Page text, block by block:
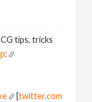
tips, tricks
[twitter.com